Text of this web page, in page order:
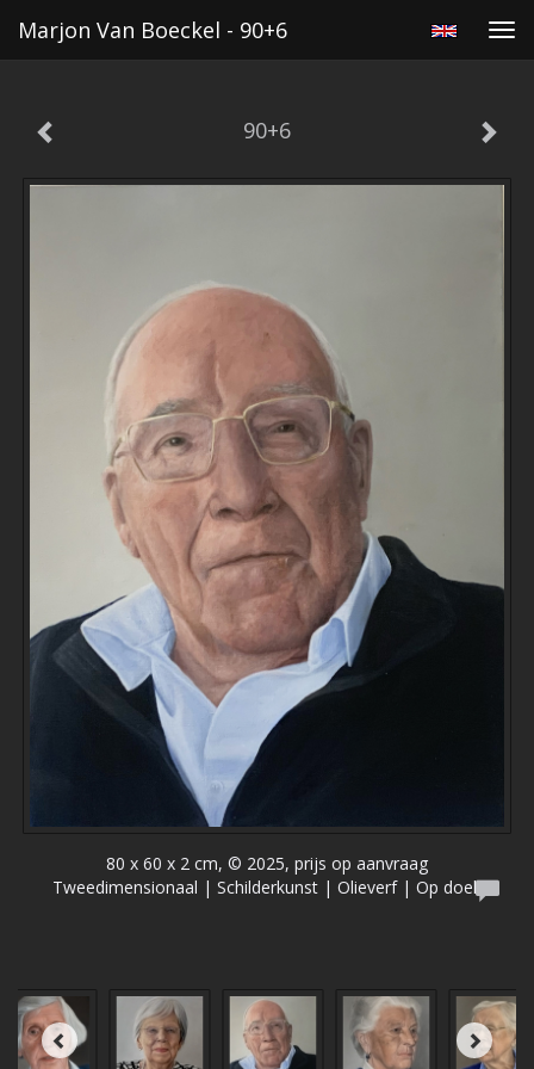
Marjon Van Boeckel - 90+6
90+6
80 x 60 x 2 cm, © 2025, prijs op aanvraag
Tweedimensionaal | Schilderkunst | Olieverf | Op doek